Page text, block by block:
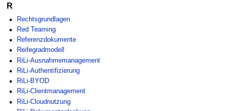
R
Rechtsgrundlagen
Red Teaming
Referenzdokumente
Reifegradmodell
RiLi-Ausnahmemanagement
RiLi-Authentifizierung
RiLi-BYOD
RiLi-Clientmanagement
RiLi-Cloudnutzung